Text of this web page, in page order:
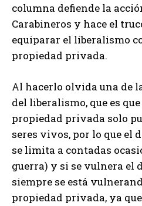
columna defiende la
Carabineros y hace el
equiparar el liberalismo
propiedad privada.
Al hacerlo olvida una de
del liberalismo, que es
propiedad privada solo
seres vivos, por lo que el
se limita a contadas
guerra) y si se vulnera el
siempre se está
propiedad privada, ya